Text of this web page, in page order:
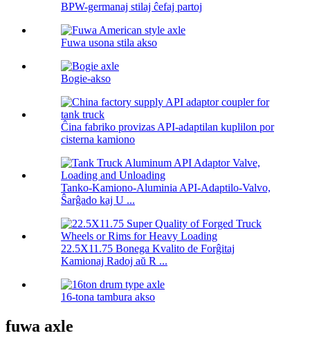
BPW-germanaj stilaj ĉefaj partoj
Fuwa usona stila akso
Bogie-akso
Ĉina fabriko provizas API-adaptilan kuplilon por
cisterna kamiono
Tanko-Kamiono-Aluminia API-Adaptilo-Valvo,
Ŝarĝado kaj U ...
22.5X11.75 Bonega Kvalito de Forĝitaj
Kamionaj Radoj aŭ R ...
16-tona tambura akso
fuwa axle